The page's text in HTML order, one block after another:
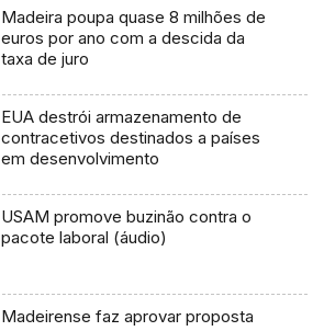
Madeira poupa quase 8 milhões de
euros por ano com a descida da
taxa de juro
EUA destrói armazenamento de
contracetivos destinados a países
em desenvolvimento
USAM promove buzinão contra o
pacote laboral (áudio)
Madeirense faz aprovar proposta